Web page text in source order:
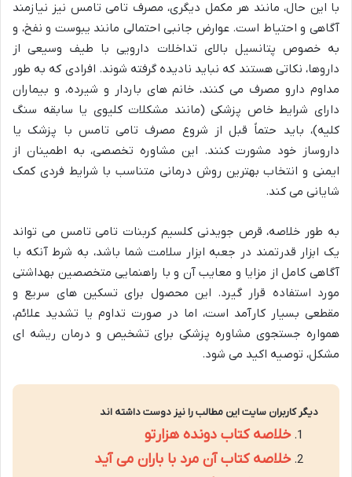
با این حال، مانند هر مکمل دیگری، مصرف تامی تامس نیز نیازمند
آگاهی و احتیاط است. عوارض جانبی احتمالی مانند یبوست و نفخ، و
به خصوص پتانسیل بالای تداخلات دارویی با طیف وسیعی از
داروها، نکاتی هستند که نباید نادیده گرفته شوند. افرادی که به طور
مداوم دارو مصرف می کنند، خانم های باردار و شیرده، و بیماران
دارای شرایط خاص پزشکی (مانند مشکلات کلیوی یا سابقه سنگ
کلیه)، باید حتماً قبل از شروع مصرف تامی تامس با پزشک یا
داروساز خود مشورت کنند. این مشاوره تخصصی، به اطمینان از
ایمنی و انتخاب بهترین روش درمانی متناسب با شرایط فردی کمک
شایانی می کند.
به طور خلاصه، قرص جویدنی کلسیم کربنات تامی تامس می تواند
یک ابزار قدرتمند در جعبه ابزار سلامت شما باشد، به شرط آنکه با
آگاهی کامل از مزایا و معایب آن و با راهنمایی متخصصین بهداشتی
مورد استفاده قرار گیرد. این محصول برای تسکین های سریع و
مقطعی بسیار کارآمد است، اما در صورت تداوم یا تشدید علائم،
همواره جستجوی مشاوره پزشکی برای تشخیص و درمان ریشه ای
مشکل، توصیه اکید می شود.
دیگر کاربران سایت این مطالب را نیز دوست داشته اند
خلاصه کتاب دونده هزارتو
خلاصه کتاب آن مرد با باران می آید